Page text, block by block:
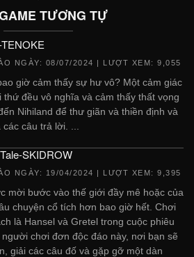
TƯƠNG TỰ
NGÀY: 08/07/2024 | LƯỢT XEM: 9,055
giờ cảm thấy sự hư vô? Một cảm giác
thứ đều vô nghĩa và cảm thấy thất vọng
Nihiland để thư giãn và thiền định và
câu trả lời. ...
SKIDROW
NGÀY: 19/04/2024 | LƯỢT XEM: 9,395
mời bước vào thế giới đầy mê hoặc của
chuyện cổ tích hơn bao giờ hết. Chơi
là Hansel và Gretel trong cuộc phiêu
chơi đơn độc đáo này, nơi bạn sẽ
giải các câu đố và gặp gỡ một dàn